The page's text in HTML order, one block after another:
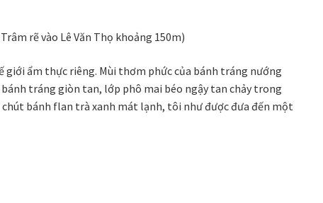
rẽ vào Lê Văn Thọ khoảng 150m)
giới ẩm thực riêng. Mùi thơm phức của bánh tráng nướng
tráng giòn tan, lớp phô mai béo ngậy tan chảy trong
bánh flan trà xanh mát lạnh, tôi như được đưa đến một